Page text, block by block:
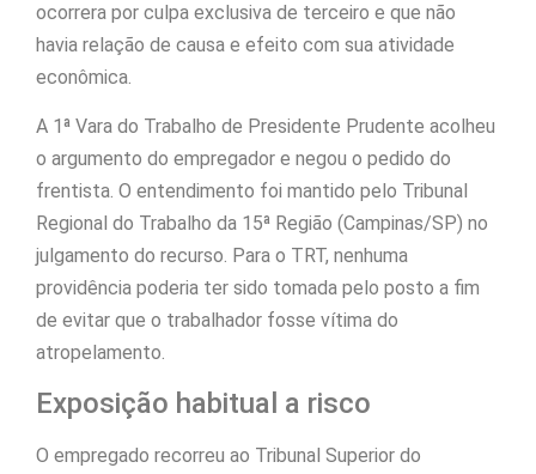
ocorrera por culpa exclusiva de terceiro e que não
havia relação de causa e efeito com sua atividade
econômica.
A 1ª Vara do Trabalho de Presidente Prudente acolheu
o argumento do empregador e negou o pedido do
frentista. O entendimento foi mantido pelo Tribunal
Regional do Trabalho da 15ª Região (Campinas/SP) no
julgamento do recurso. Para o TRT, nenhuma
providência poderia ter sido tomada pelo posto a fim
de evitar que o trabalhador fosse vítima do
atropelamento.
Exposição habitual a risco
O empregado recorreu ao Tribunal Superior do